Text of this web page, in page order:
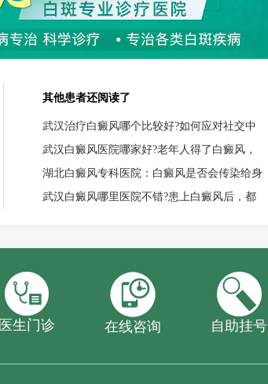
其他患者还阅读了
武汉治疗白癜风哪个比较好?如何应对社交中
武汉白癜风医院哪家好?老年人得了白癜风，
湖北白癜风专科医院：白癜风是否会传染给身
武汉白癜风哪里医院不错?患上白癜风后，都
医生门诊 在线咨询 自助挂号